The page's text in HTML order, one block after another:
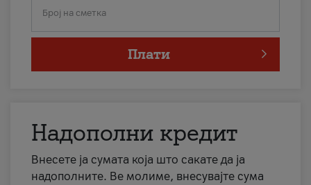
Број на сметка
Плати
Надополни кредит
Внесете ја сумата која што сакате да ја
надополните. Ве молиме, внесувајте сума